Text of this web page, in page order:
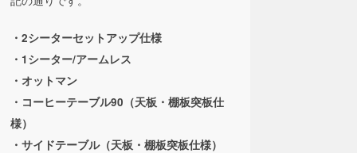
・2シーターセットアップ仕様
・1シーター/アームレス
・オットマン
・コーヒーテーブル90（天板・棚板突板仕
様）
・サイドテーブル（天板・棚板突板仕様）